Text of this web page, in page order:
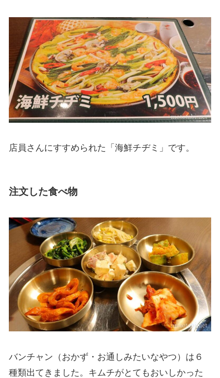
店員さんにすすめられた「海鮮チヂミ」です。
注文した食べ物
バンチャン（おかず・お通しみたいなやつ）は６
種類出てきました。キムチがとてもおいしかった